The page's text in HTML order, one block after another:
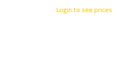
Login to see prices